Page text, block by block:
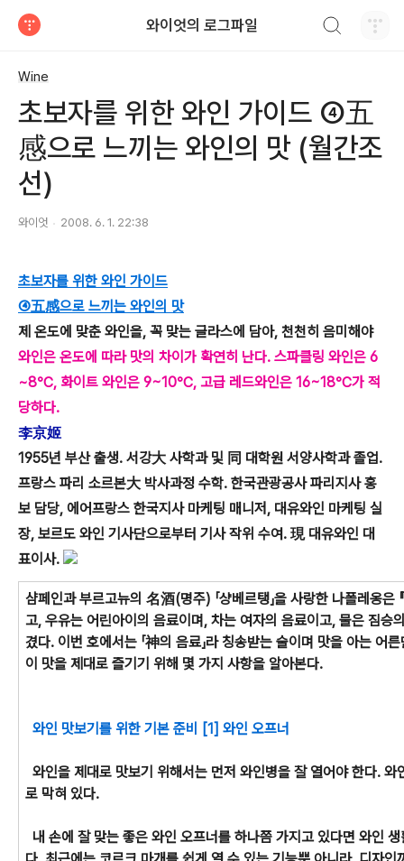
와이엇의 로그파일
Wine
초보자를 위한 와인 가이드 ④五
感으로 느끼는 와인의 맛 (월간조
선)
와이엇 2008. 6. 1. 22:38
초보자를 위한 와인 가이드
④五感으로 느끼는 와인의 맛
제 온도에 맞춘 와인을, 꼭 맞는 글라스에 담아, 천천히 음미해야
와인은 온도에 따라 맛의 차이가 확연히 난다. 스파클링 와인은 6
~8℃, 화이트 와인은 9~10℃, 고급 레드와인은 16~18℃가 적
당하다.
李京姬
1955년 부산 출생. 서강大 사학과 및 同 대학원 서양사학과 졸업.
프랑스 파리 소르본大 박사과정 수학. 한국관광공사 파리지사 홍
보 담당, 에어프랑스 한국지사 마케팅 매니저, 대유와인 마케팅 실
장, 보르도 와인 기사단으로부터 기사 작위 수여. 現 대유와인 대
표이사.
샴페인과 부르고뉴의 名酒(명주) 「샹베르탱」을 사랑한 나폴레옹은
고, 우유는 어린아이의 음료이며, 차는 여자의 음료이고, 물은 짐승
겼다. 이번 호에서는 「神의 음료」라 칭송받는 술이며 맛을 아는 어
이 맛을 제대로 즐기기 위해 몇 가지 사항을 알아본다.
와인 맛보기를 위한 기본 준비 [1] 와인 오프너
와인을 제대로 맛보기 위해서는 먼저 와인병을 잘 열어야 한다. 와
로 막혀 있다.
내 손에 잘 맞는 좋은 와인 오프너를 하나쯤 가지고 있다면 와인